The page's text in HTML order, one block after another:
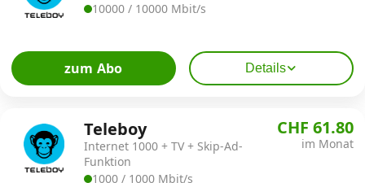
10000 / 10000 Mbit/s
zum Abo Details
Teleboy
Internet 1000 + TV + Skip-Ad-
Funktion
1000 / 1000 Mbit/s
CHF 61.80
im Monat